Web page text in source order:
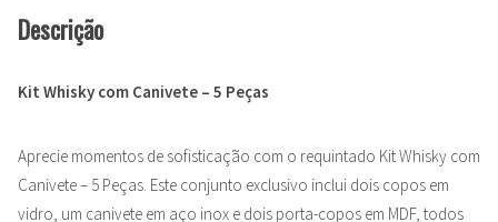
Descrição
Kit Whisky com Canivete – 5 Peças
Aprecie momentos de sofisticação com o requintado Kit Whisky com
Canivete – 5 Peças. Este conjunto exclusivo inclui dois copos em
vidro, um canivete em aço inox e dois porta-copos em MDF, todos